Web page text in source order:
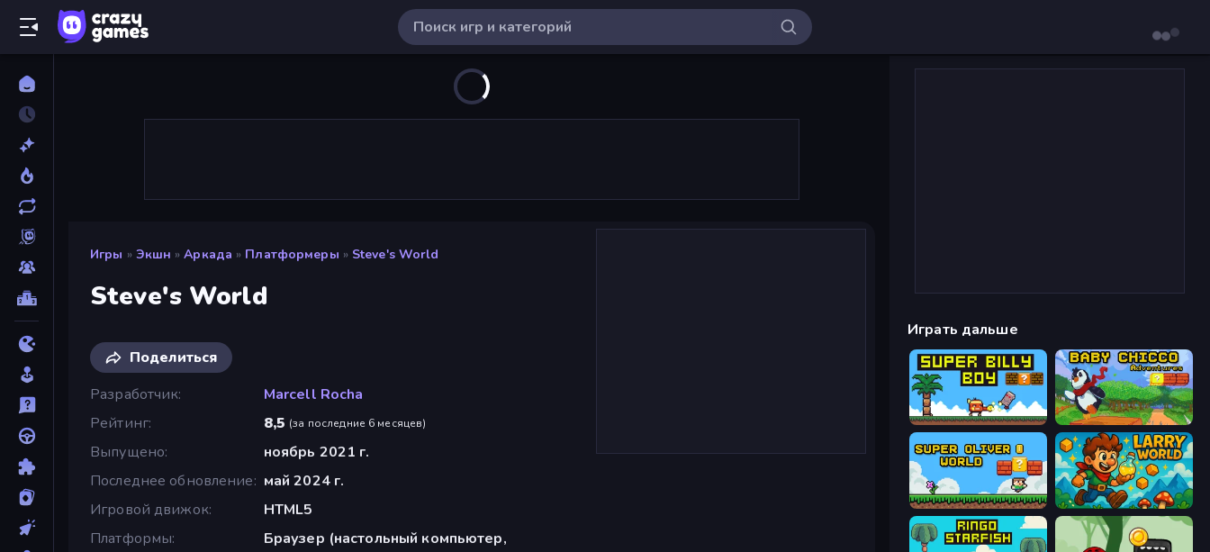
Игры » Экшн » Аркада » Платформеры » Steve's World
Steve's World
Поделиться
Разработчик
Marcell Rocha
Рейтинг
8,5 (за последние 6 месяцев)
Выпущено
ноябрь 2021 г.
Последнее обновление
май 2024 г.
Игровой движок
HTML5
Платформы
Браузер (настольный компьютер,
Играть дальше
Super Billy Boy Baby Chicco Adventures
Super Oliver World Larry World